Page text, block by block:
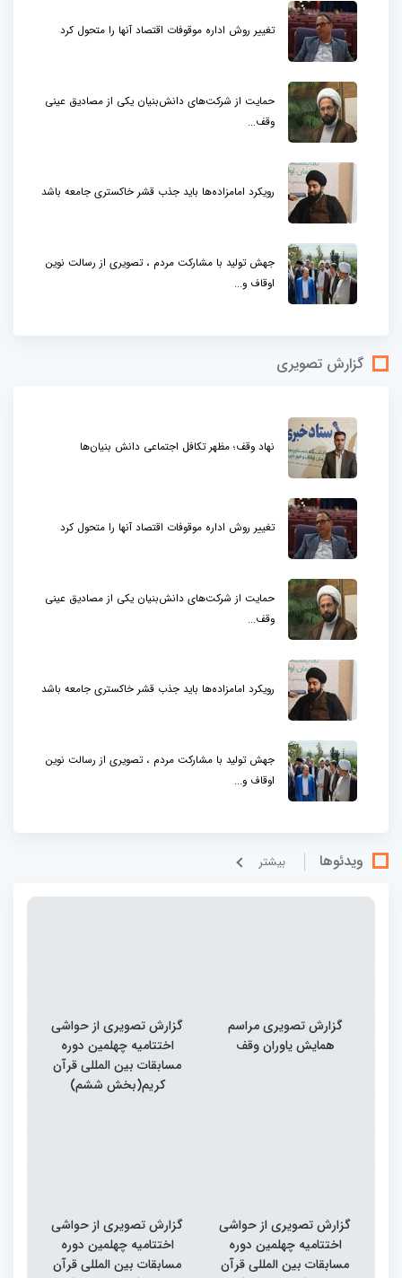
تغییر روش اداره موقوفات اقتصاد آنها را متحول کرد
حمایت از شرکت‌های دانش‌بنیان یکی از مصادیق عینی
وقف...
رویکرد امامزاده‌ها باید جذب قشر خاکستری جامعه باشد
جهش تولید با مشارکت مردم ، تصویری از رسالت نوین
اوقاف و...
گزارش تصویری
نهاد وقف؛ مظهر تکافل اجتماعی دانش بنیان‌ها
تغییر روش اداره موقوفات اقتصاد آنها را متحول کرد
حمایت از شرکت‌های دانش‌بنیان یکی از مصادیق عینی
وقف...
رویکرد امامزاده‌ها باید جذب قشر خاکستری جامعه باشد
جهش تولید با مشارکت مردم ، تصویری از رسالت نوین
اوقاف و...
ویدئوها بيشتر
گزارش تصویری مراسم
همایش یاوران وقف
گزارش تصویری از حواشی
اختتامیه چهلمین دوره
مسابقات بین المللی قرآن
کریم(بخش ششم)
گزارش تصویری از حواشی
اختتامیه چهلمین دوره
مسابقات بین المللی قرآن
گزارش تصویری از حواشی
اختتامیه چهلمین دوره
مسابقات بین المللی قرآن